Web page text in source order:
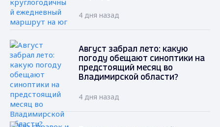
4 дня назад
Август забрал лето: какую
погоду обещают синоптики на
предстоящий месяц во
Владимирской области?
4 дня назад